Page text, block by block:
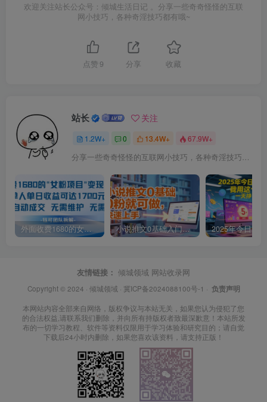
欢迎关注站长公众号：倾城生活日记 。分享一些奇奇怪怪的互联
网小技巧，各种奇淫技巧都有哦~
点赞 9 分享 收藏
站长 关注
1.2W+ 0 13.4W+ 67.9W+
外面收费1680的女粉项目变现，单人单日收益可达1.7k，全自动成交无需维护 小说推文0基础入门教程，0粉就可做，快速上手
友情链接： 倾城领域 网站收录网
Copyright © 2024 · 倾城领域 · 冀ICP备2024088100号-1 · 负责声明
本网站内容全部来自网络，版权争议与本站无关，如果您认为侵犯了您
的合法权益,请联系我们删除，并向所有持版权者致最深歉意！本站所发
布的一切学习教程、软件等资料仅限用于学习体验和研究目的；请自觉
下载后24小时内删除，如果您喜欢该资料，请支持正版！